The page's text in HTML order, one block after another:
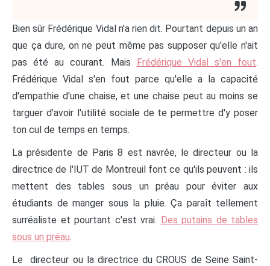
Bien sûr Frédérique Vidal n'a rien dit. Pourtant depuis un an
que ça dure, on ne peut même pas supposer qu'elle n'ait
pas été au courant. Mais Frédérique Vidal s'en fout.
Frédérique Vidal s'en fout parce qu'elle a la capacité
d'empathie d'une chaise, et une chaise peut au moins se
targuer d'avoir l'utilité sociale de te permettre d'y poser
ton cul de temps en temps.
La présidente de Paris 8 est navrée, le directeur ou la
directrice de l'IUT de Montreuil font ce qu'ils peuvent : ils
mettent des tables sous un préau pour éviter aux
étudiants de manger sous la pluie. Ça paraît tellement
surréaliste et pourtant c'est vrai. Des putains de tables
sous un préau.
Le directeur ou la directrice du CROUS de Seine Saint-